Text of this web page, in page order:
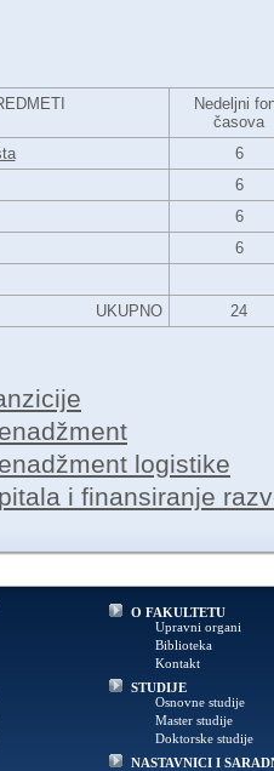
Nedeljni
časova
6
6
6
6
UKUPNO
24
logistike
i finansiranje
O FAKULTETU
Upravni organi
Biblioteka
Kontakt
STUDIJE
Osnovne studije
Master studije
Doktorske studije
NASTAVNICI I